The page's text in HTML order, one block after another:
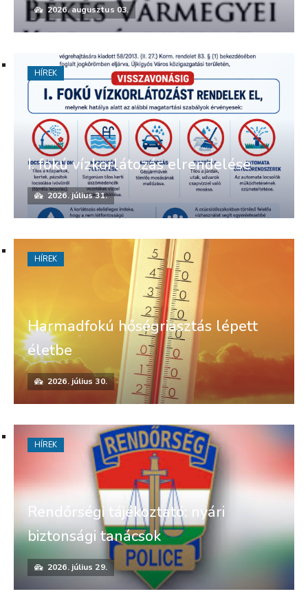
2026. augusztus 03.
I. fokú vízkorlátozás elrendelése
2026. július 31.
HÍREK
Harmadfokú hőségriasztás lépett
életbe
2026. július 30.
HÍREK
Rendőrségi tájékoztató: nyári
biztonsági tanácsok
2026. július 29.
HÍREK